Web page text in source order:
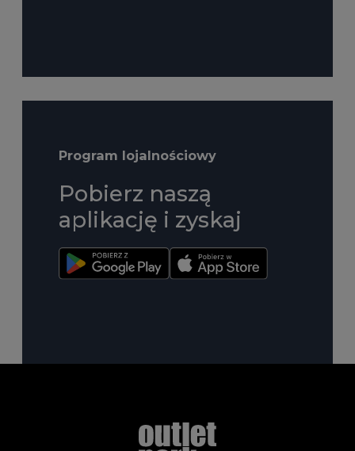
Program lojalnościowy
Pobierz naszą
aplikację i zyskaj